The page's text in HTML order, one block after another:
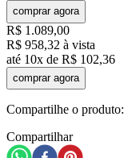
comprar agora
R$ 1 .089,00
R$ 958,32 à vista
até 10x de R$ 102,36
comprar agora
Compartilhe o produto:
Compartilhar